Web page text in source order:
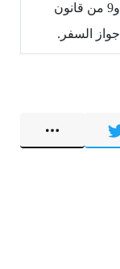
و9 من قانون
جواز السفر.